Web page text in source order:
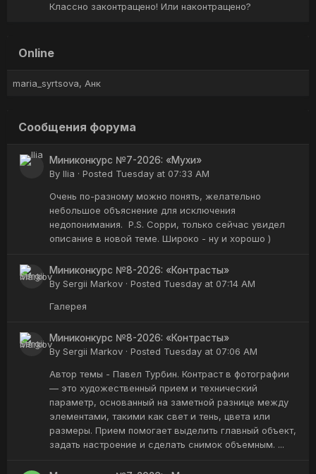
Классно законтращено! Или наконтращено?
Online
maria_syrtsova Анк
Сообщения форума
Миниконкурс №7-2026: «Мухи»
By Ilia · Posted Tuesday at 07:33 AM
Очень по-разному можно понять, желательно
небольшое объяснение для исключения
недопонимания. P.S. Сорри, только сейчас увидел
описание в новой теме. Широко - ну и хорошо )
Миниконкурс №8-2026: «Контрасты»
By Sergii Markov · Posted Tuesday at 07:14 AM
Галерея
Миниконкурс №8-2026: «Контрасты»
By Sergii Markov · Posted Tuesday at 07:06 AM
Автор темы - Павел Турбин. Контраст в фотографии
— это художественный прием и технический
параметр, основанный на заметной разнице между
элементами, такими как свет и тень, цвета или
размеры. Прием помогает выделить главный объект,
задать настроение и сделать снимок объемным. ...